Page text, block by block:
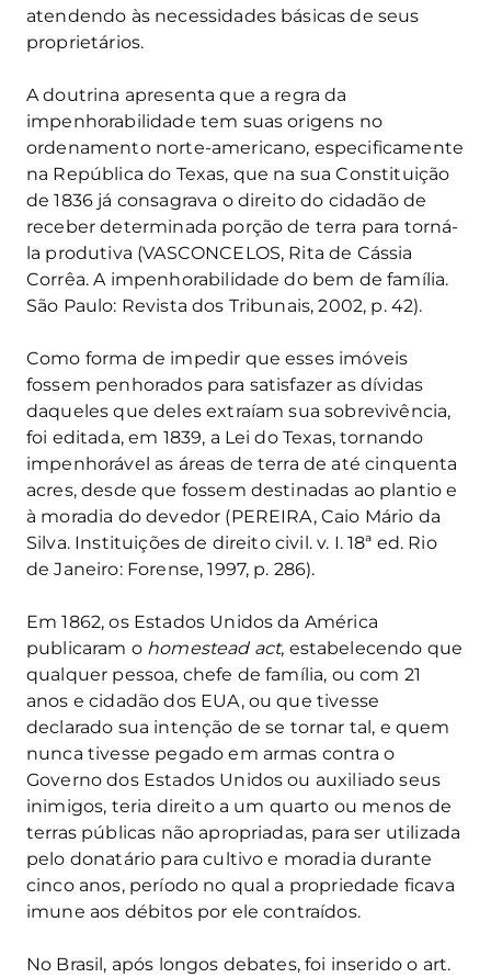
atendendo às necessidades básicas de seus
proprietários.
A doutrina apresenta que a regra da
impenhorabilidade tem suas origens no
ordenamento norte-americano, especificamente
na República do Texas, que na sua Constituição
de 1836 já consagrava o direito do cidadão de
receber determinada porção de terra para torná-
la produtiva (VASCONCELOS, Rita de Cássia
Corrêa. A impenhorabilidade do bem de família.
São Paulo: Revista dos Tribunais, 2002, p. 42).
Como forma de impedir que esses imóveis
fossem penhorados para satisfazer as dívidas
daqueles que deles extraíam sua sobrevivência,
foi editada, em 1839, a Lei do Texas, tornando
impenhorável as áreas de terra de até cinquenta
acres, desde que fossem destinadas ao plantio e
à moradia do devedor (PEREIRA, Caio Mário da
Silva. Instituições de direito civil. v. I. 18ª ed. Rio
de Janeiro: Forense, 1997, p. 286).
Em 1862, os Estados Unidos da América
publicaram o homestead act, estabelecendo que
qualquer pessoa, chefe de família, ou com 21
anos e cidadão dos EUA, ou que tivesse
declarado sua intenção de se tornar tal, e quem
nunca tivesse pegado em armas contra o
Governo dos Estados Unidos ou auxiliado seus
inimigos, teria direito a um quarto ou menos de
terras públicas não apropriadas, para ser utilizada
pelo donatário para cultivo e moradia durante
cinco anos, período no qual a propriedade ficava
imune aos débitos por ele contraídos.
No Brasil, após longos debates, foi inserido o art.